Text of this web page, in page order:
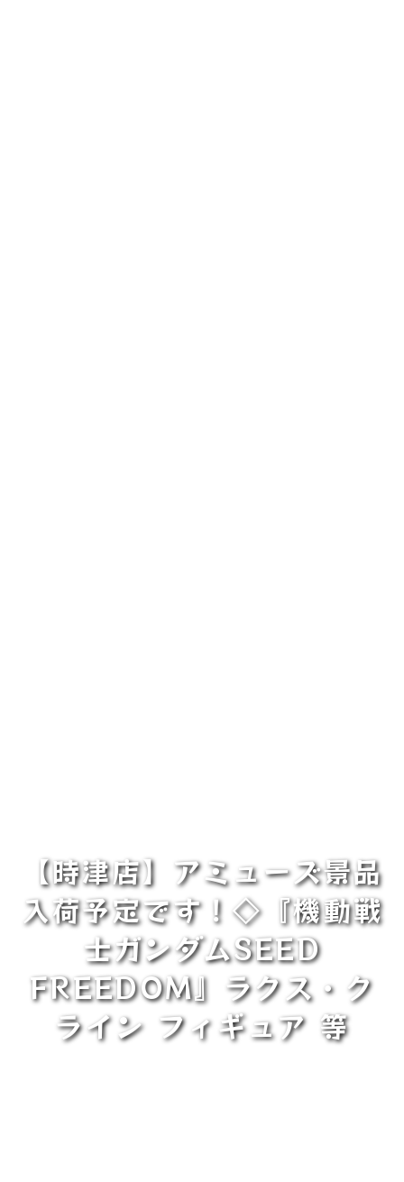
【時津店】アミューズ景品
入荷予定です！◇『機動戦
士ガンダムSEED
FREEDOM』ラクス・ク
ライン フィギュア 等